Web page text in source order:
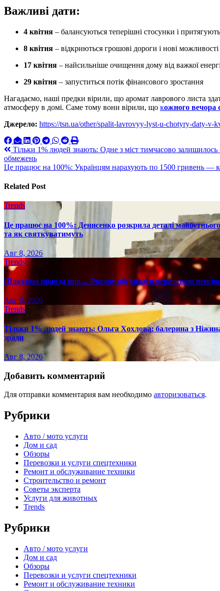
Важливі дати:
4 квітня – балансуються теперішні стосунки і
8 квітня – відкриються грошові дороги і нові можливості
17 квітня – найсильніше очищення дому від важкої
29 квітня – запуститься потік фінансового зростання
Нагадаємо, наші предки вірили, що аромат лаврового листа
атмосферу в домі. Саме тому вони вірили, що кожного вечора
Джерело: https://tsn.ua/other/spalit-lavrovyy-lyst-u-chotyry-daty-
Навигация
по
Тільки 1% людей знають: Одне з міст тимчасово
обмежень
Це працює на 100%: Українцям нарахують по 1500 гривень —
Related Post
Trends
Це працює на 100%: Денисенко розкрила деталі майбутнього
та як святкуватимуть
Авг 8, 2026
Trends
Шокуюча правда про… Ротару обурилася через свою
Авг 8, 2026
Trends
Тільки 1% людей знають: Ольга Хохлова: балерина з
зради
Авг 8, 2026
Добавить комментарий
Для отправки комментария вам необходимо авторизоваться.
Рубрики
Авто / мото услуги
Дом и сад
Обзоры
Перевозки и услуги спецтехники
Ремонт и обслуживание техники
Строительство и ремонт
Советы эксперта
Услуги для животных
Trends
Рубрики
Авто / мото услуги
Дом и сад
Обзоры
Перевозки и услуги спецтехники
Ремонт и обслуживание техники